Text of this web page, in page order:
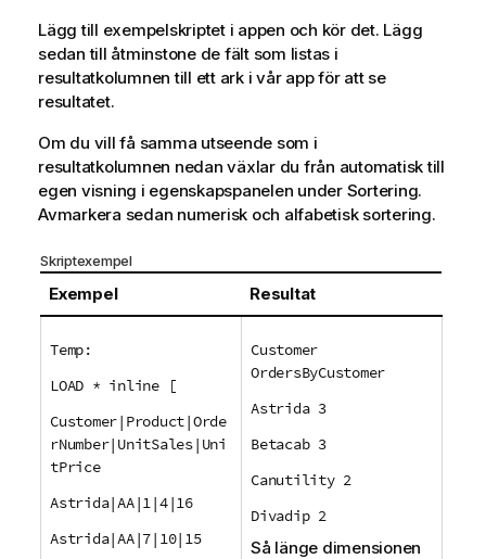
Lägg till exempelskriptet i appen och kör det. Lägg
sedan till åtminstone de fält som listas i
resultatkolumnen till ett ark i vår app för att se
resultatet.
Om du vill få samma utseende som i
resultatkolumnen nedan växlar du från automatisk till
egen visning i egenskapspanelen under Sortering.
Avmarkera sedan numerisk och alfabetisk sortering.
Skriptexempel
Exempel Resultat
Temp:
LOAD * inline [
Customer|Product|Orde
rNumber|UnitSales|Uni
tPrice
Astrida|AA|1|4|16
Astrida|AA|7|10|15
Customer
OrdersByCustomer
Astrida 3
Betacab 3
Canutility 2
Divadip 2
Så länge dimensionen